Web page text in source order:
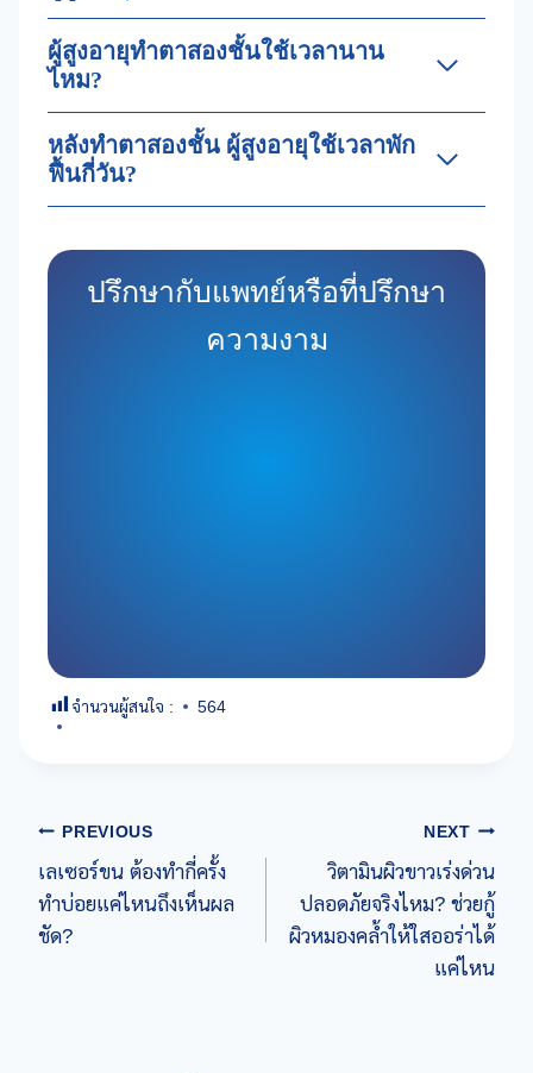
ผู้สูงอายุทำตาสองชั้นใช้เวลานาน
ไหม?
หลังทำตาสองชั้น ผู้สูงอายุใช้เวลาพัก
ฟื้นกี่วัน?
ปรึกษากับแพทย์หรือที่ปรึกษา
ความงาม
จำนวนผู้สนใจ : 564
Post
navigation
PREVIOUS
เลเซอร์ขน ต้องทำกี่ครั้ง
ทำบ่อยแค่ไหนถึงเห็นผล
ชัด?
NEXT
วิตามินผิวขาวเร่งด่วน
ปลอดภัยจริงไหม? ช่วยกู้
ผิวหมองคล้ำให้ใสออร่าได้
แค่ไหน